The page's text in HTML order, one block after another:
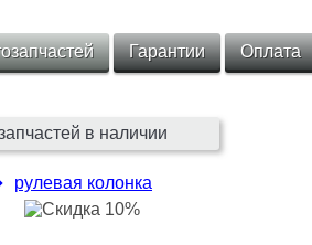
Гарантии Оплата
в наличии
рулевая колонка